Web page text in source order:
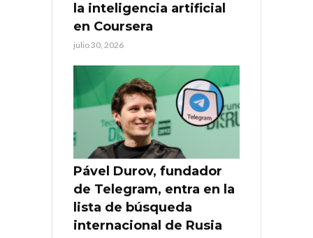
la inteligencia artificial
en Coursera
julio 30, 2026
Pável Durov, fundador
de Telegram, entra en la
lista de búsqueda
internacional de Rusia